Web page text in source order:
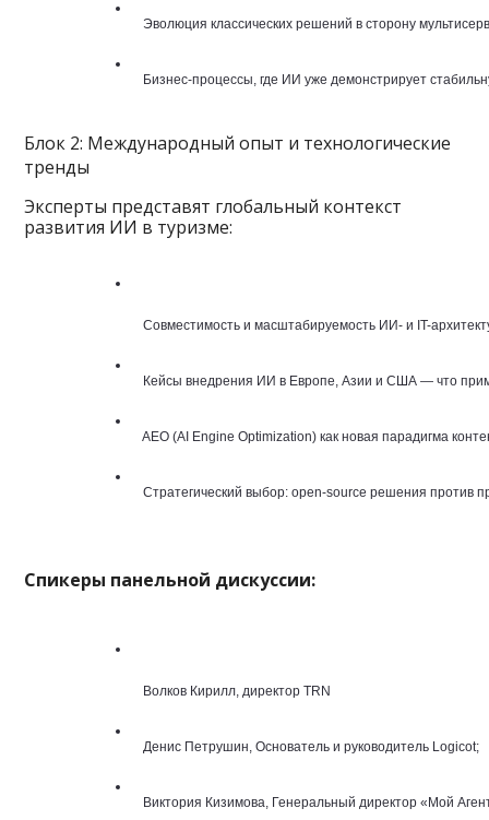
Эволюция классических решений в сторону
Бизнес-процессы, где ИИ уже демонстрирует
Блок 2: Международный опыт и технологические
тренды
Эксперты представят глобальный контекст
развития ИИ в туризме:
Совместимость и масштабируемость ИИ- и IT-
Кейсы внедрения ИИ в Европе, Азии и США — что
AEO (AI Engine Optimization) как новая парадигма
Стратегический выбор: open-source решения
Спикеры панельной дискуссии:
  Волков Кирилл, директор TRN
  Денис Петрушин, Основатель и руководитель Logicot;
Виктория Кизимова, Генеральный директор «Мой